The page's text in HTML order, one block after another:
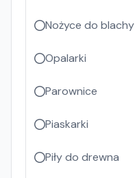
Nożyce do blachy
Opalarki
Parownice
Piaskarki
Piły do drewna